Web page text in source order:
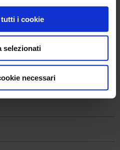
i cookie
selezionati
necessari